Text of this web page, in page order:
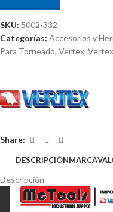
SKU: 5002-332
Categorías: Accesorios y
Para Torneado, Vertex, Vertex
Share:
DESCRIPCIÓNMARCA
Descripción